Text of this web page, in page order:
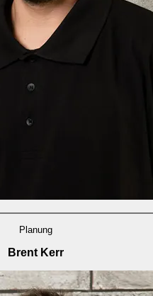
Planung
Brent Kerr